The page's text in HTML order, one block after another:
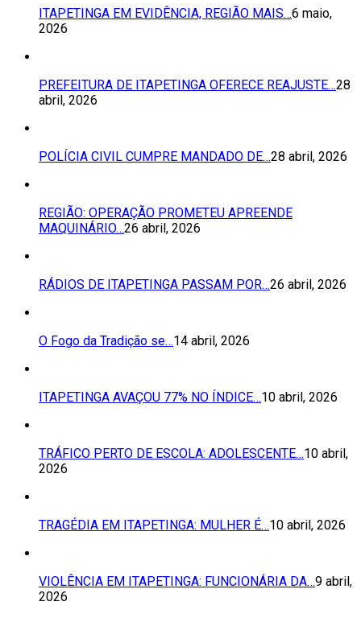
ITAPETINGA EM EVIDÊNCIA, REGIÃO MAIS…6 maio,
2026
PREFEITURA DE ITAPETINGA OFERECE REAJUSTE…28
abril, 2026
POLÍCIA CIVIL CUMPRE MANDADO DE…28 abril, 2026
REGIÃO: OPERAÇÃO PROMETEU APREENDE
MAQUINÁRIO…26 abril, 2026
RÁDIOS DE ITAPETINGA PASSAM POR…26 abril, 2026
O Fogo da Tradição se…14 abril, 2026
ITAPETINGA AVAÇOU 77% NO ÍNDICE…10 abril, 2026
TRÁFICO PERTO DE ESCOLA: ADOLESCENTE…10 abril,
2026
TRAGÉDIA EM ITAPETINGA: MULHER É…10 abril, 2026
VIOLÊNCIA EM ITAPETINGA: FUNCIONÁRIA DA…9 abril,
2026